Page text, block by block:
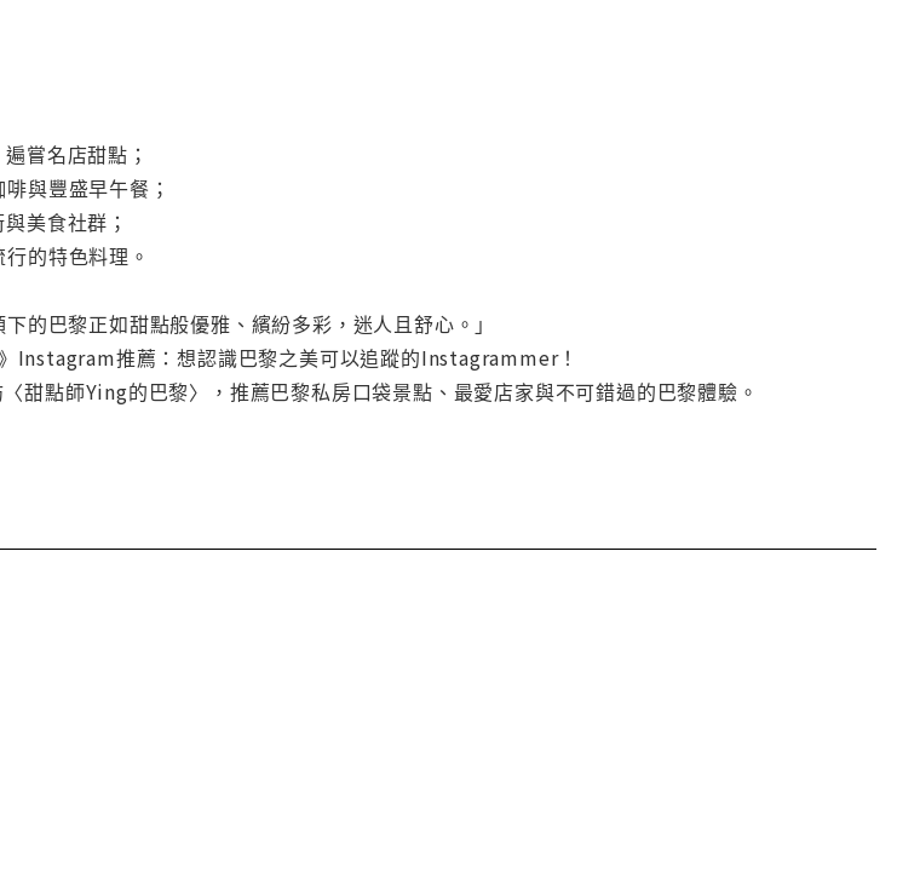
嘗名店甜點；
與豐盛早午餐；
美食社群；
的特色料理。
的巴黎正如甜點般優雅、繽紛多彩，迷人且舒心。」
推薦：想認識巴黎之美可以追蹤的Instagrammer！
點師Ying的巴黎〉，推薦巴黎私房口袋景點、最愛店家與不可錯過的巴黎體驗。